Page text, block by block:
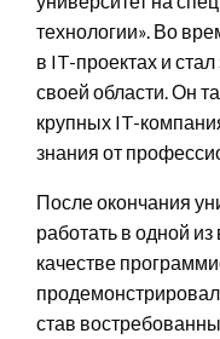
технологии». Во
в IT-проектах и
своей области. Он
крупных IT-
знания от
После окончания
работать в одной
качестве
став